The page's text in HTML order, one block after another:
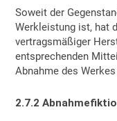
Soweit der
Werkleistung ist, hat
vertragsmäßiger
entsprechenden
Abnahme des
2.7.2